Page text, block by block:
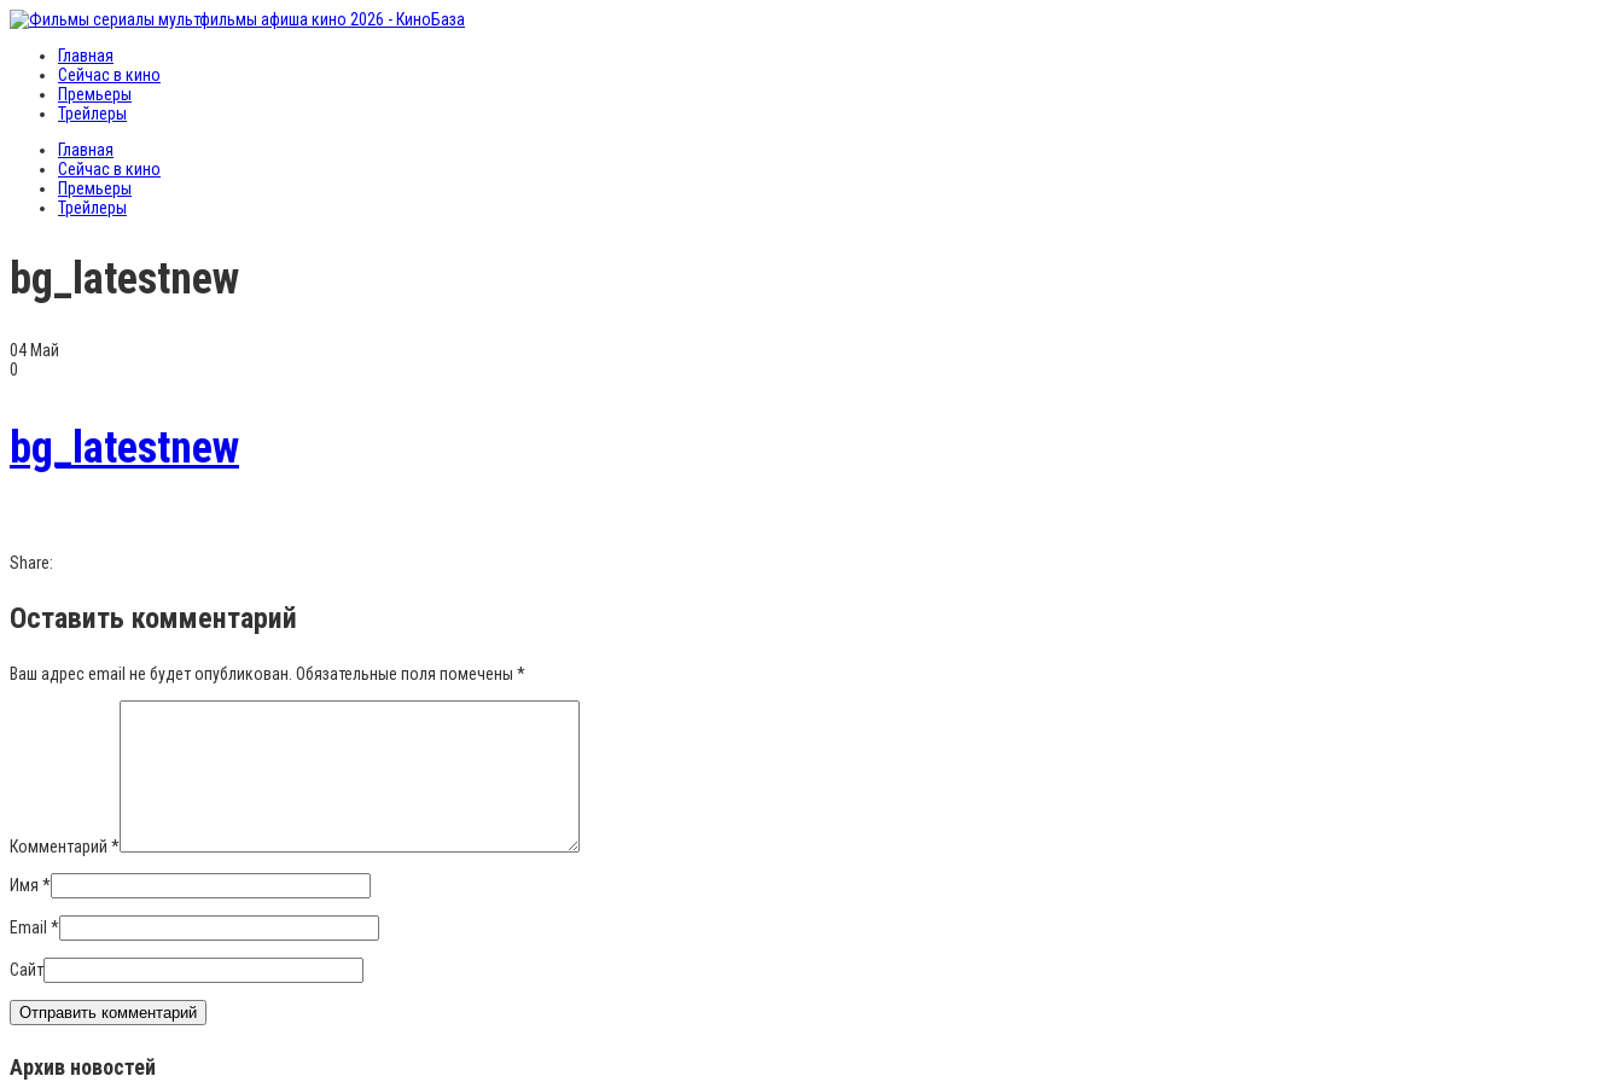
Главная
Сейчас в кино
Премьеры
Трейлеры
Главная
Сейчас в кино
Премьеры
Трейлеры
bg_latestnew
04 Май
0
bg_latestnew
Share:
Оставить комментарий
Ваш адрес email не будет опубликован. Обязательные поля помечены *
Комментарий *
Имя *
Email *
Сайт
Архив новостей